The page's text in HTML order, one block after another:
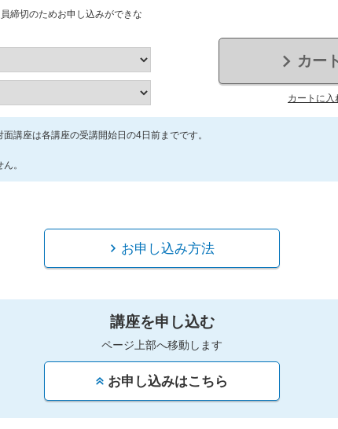
締切のためお申し込みができな
カー
カートに入
講座は各講座の受講開始日の4日前までです。
。
お申し込み方法
講座を申し込む
ページ上部へ移動します
お申し込みはこちら